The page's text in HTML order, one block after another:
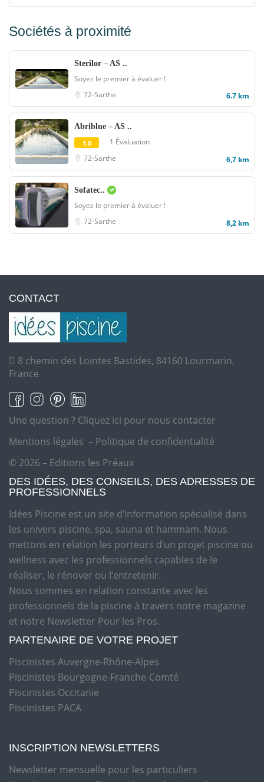
Sociétés à proximité
Sterilor – AS ..
Soyez le premier à évaluer !
72-Sarthe
6.7 km
Abriblue – AS ..
1.0
1 Évaluation
72-Sarthe
6,7 km
Sofatec..
Soyez le premier à évaluer !
72-Sarthe
8,2 km
CONTACT
8 chemin des Lointes Bastides, 84160 Lourmarin,
France
Une question ? Cliquez ici pour nous contacter
Mentions légales – Politique de confidentialité
© 2026 – Editions les Préaux
DES IDÉES, DES CONSEILS, DES ADRESSES DE
PROFESSIONNELS
Idées Piscine est un site d’information spécialisé dans
les univers piscine, spa, sauna et hammam. Nous
mettons en relation les porteurs d’un projet piscine ou
wellness avec les professionnels capables de le
réaliser, le rénover ou l’entretenir.
Nous sommes en relation constante avec les
professionnels de la piscine à travers notre magazine
et notre Newsletter Pour les Pros.
PARTENAIRE DE VOTRE PROJET
Piscinistes Auvergne-Rhône-Alpes
Piscinistes Bourgogne-Franche-Comté
Piscinistes Occitanie
Piscinistes PACA
INSCRIPTION NEWSLETTERS
Newsletter mensuelle pour les particuliers